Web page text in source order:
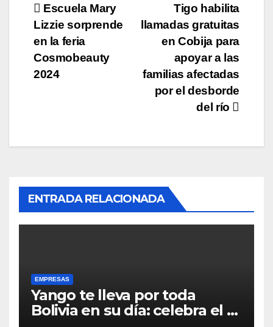
Navegación
de
entradas
Tigo habilita
llamadas gratuitas
en Cobija para
apoyar a las
familias afectadas
por el desborde
del río
Escuela Mary
Lizzie sorprende
en la feria
Cosmobeauty
2024
ENTRADA RELACIONADA
EMPRESAS
Yango te lleva por toda
Bolivia en su día: celebra el 6